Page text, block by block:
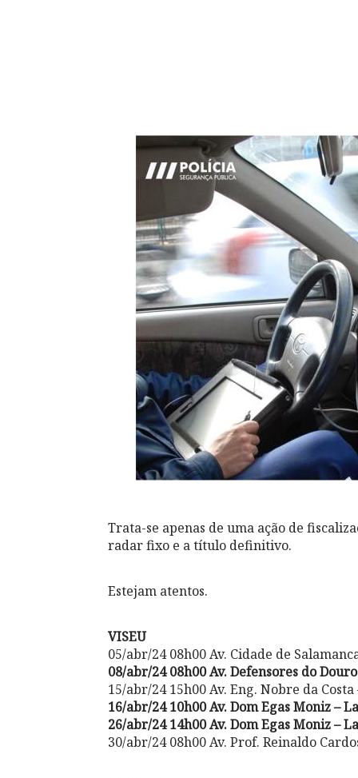
Trata-se apenas de uma ação de
radar fixo e a título definitivo.
Estejam atentos.
VISEU
05/abr/24 08h00 Av. Cidade de
08/abr/24 08h00 Av. Defensores do
15/abr/24 15h00 Av. Eng. Nobre da Costa
16/abr/24 10h00 Av. Dom Egas Moniz –
26/abr/24 14h00 Av. Dom Egas Moniz –
30/abr/24 08h00 Av. Prof. Reinaldo